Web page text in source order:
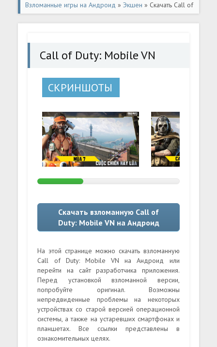
Взломанные игры на Андроид »Экшен » Скачать Call of
Duty: Mobile VN (Много монет) на Андроид
Call of Duty: Mobile VN
СКРИНШОТЫ
Скачать взломанную Call of
Duty: Mobile VN на Андроид
На этой странице можно скачать взломанную
Call of Duty: Mobile VN на Андроид или
перейти на сайт разработчика приложения.
Перед установкой взломанной версии,
попробуйте оригинал. Возможны
непредвиденные проблемы на некоторых
устройствах со старой версией операционной
системы, а также на устаревших смартфонах и
планшетах. Все ссылки представлены в
ознакомительных целях.